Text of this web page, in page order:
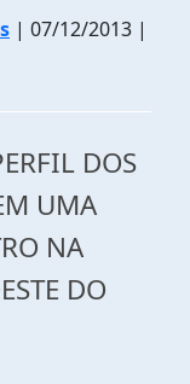
| 07/12/2013 |
DOS
UMA
NA
DO